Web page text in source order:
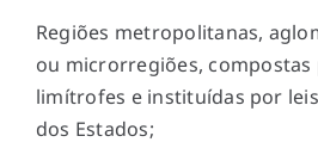
Regiões metropolitanas,
ou microrregiões,
limítrofes e instituídas por
dos Estados;